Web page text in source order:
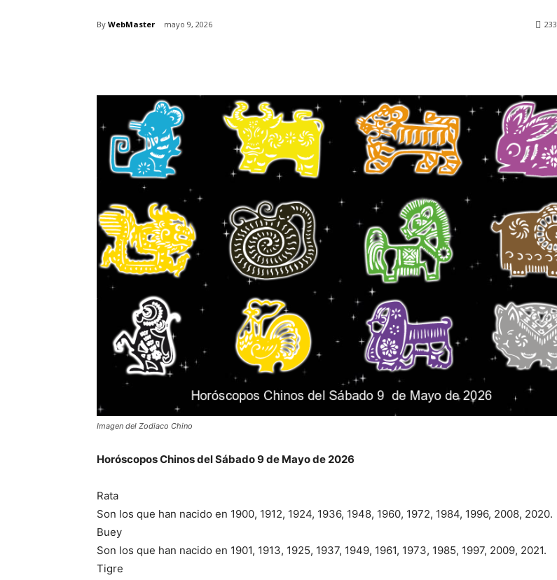
By WebMaster mayo 9, 2026 233
Imagen del Zodiaco Chino
Horóscopos Chinos del Sábado 9 de Mayo de 2026
Rata
Son los que han nacido en 1900, 1912, 1924, 1936, 1948, 1960, 1972, 1984, 1996, 2008, 2020.
Buey
Son los que han nacido en 1901, 1913, 1925, 1937, 1949, 1961, 1973, 1985, 1997, 2009, 2021.
Tigre